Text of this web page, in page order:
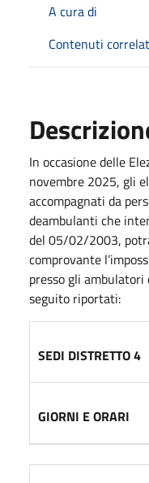
A cura di
Contenuti
In occasione delle
novembre 2025, gli
accompagnati da
deambulanti che
del 05/02/2003,
comprovante
presso gli
seguito riportati:
SEDI DISTRETTO 4
GIORNI E ORARI